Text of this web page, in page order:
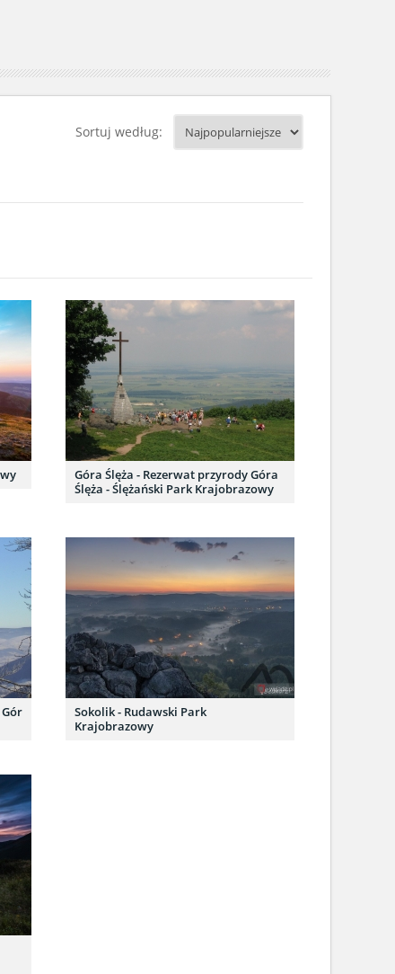
Sortuj według:
Góra Ślęża - Rezerwat przyrody Góra
Ślęża - Ślężański Park Krajobrazowy
Sokolik - Rudawski Park
Krajobrazowy